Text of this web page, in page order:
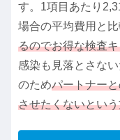
す。1項目あたり
場合の平均費用と比
るのでお得な検査
感染も見落とさな
のためパートナー
させたくないとい